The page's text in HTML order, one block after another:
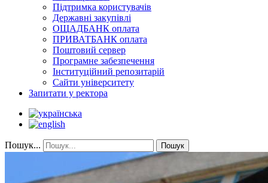
Підтримка користувачів
Державні закупівлі
ОЩАДБАНК оплата
ПРИВАТБАНК оплата
Поштовий сервер
Програмне забезпечення
Інституційний репозитарій
Сайти університету
Запитати у ректора
Пошук... Пошук